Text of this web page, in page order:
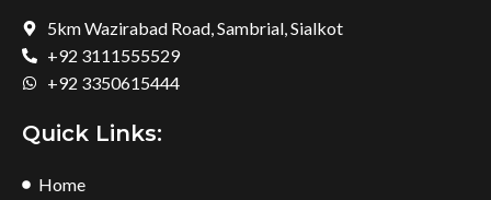
5km Wazirabad Road, Sambrial, Sialkot
+92 3111555529
+92 3350615444
Quick Links:
Home